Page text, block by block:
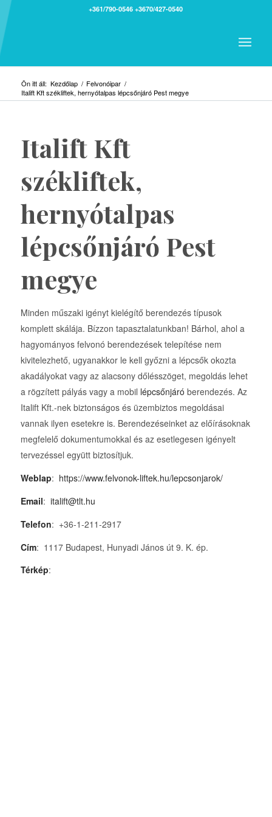
+361/790-0546 +3670/427-0540
Ön itt áll: Kezdőlap / Felvonóipar /
Italift Kft székliftek, hernyótalpas lépcsőnjáró Pest megye
Italift Kft
székliftek,
hernyótalpas
lépcsőnjáró Pest
megye
Minden műszaki igényt kielégítő berendezés típusok
komplett skálája. Bízzon tapasztalatunkban! Bárhol, ahol a
hagyományos felvonó berendezések telepítése nem
kivitelezhető, ugyanakkor le kell győzni a lépcsők okozta
akadályokat vagy az alacsony dőlésszöget, megoldás lehet
a rögzített pályás vagy a mobil lépcsőnjáró berendezés. Az
Italift Kft.-nek biztonságos és üzembiztos megoldásai
vannak ilyen esetekre is. Berendezéseinket az előírásoknak
megfelelő dokumentumokkal és az esetlegesen igényelt
tervezéssel együtt biztosítjuk.
Weblap: https://www.felvonok-liftek.hu/lepcsonjarok/
Email: italift@tlt.hu
Telefon: +36-1-211-2917
Cím: 1117 Budapest, Hunyadi János út 9. K. ép.
Térkép: